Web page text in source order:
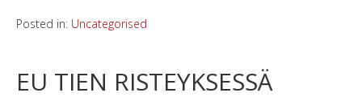
Posted in: Uncategorised
EU TIEN RISTEYKSESSÄ